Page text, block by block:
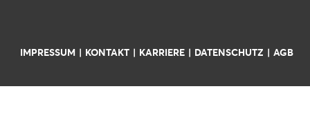
IMPRESSUM KONTAKT KARRIERE DATENSCHUTZ AGB